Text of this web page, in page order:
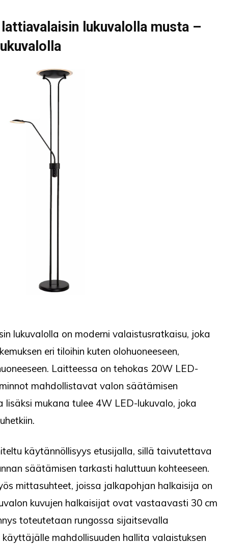
lukuvalolla musta –
lukuvalolla on moderni valaistusratkaisu, joka
eri tiloihin kuten olohuoneeseen,
Laitteessa on tehokas 20W LED-
mahdollistavat valon säätämisen
mukana tulee 4W LED-lukuvalo, joka
käytännöllisyys etusijalla, sillä taivutettava
säätämisen tarkasti haluttuun kohteeseen.
mittasuhteet, joissa jalkapohjan halkaisija on
kuvujen halkaisijat ovat vastaavasti 30 cm
toteutetaan rungossa sijaitsevalla
mahdollisuuden hallita valaistuksen